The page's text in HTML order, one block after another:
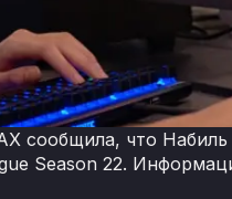
сообщила, что
Season 22.